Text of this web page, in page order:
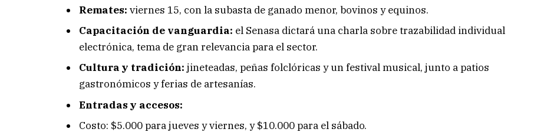
Remates: viernes 15, con la subasta de ganado menor, bovinos y equinos.
Capacitación de vanguardia: el Senasa dictará una charla sobre trazabilidad individual
electrónica, tema de gran relevancia para el sector.
Cultura y tradición: jineteadas, peñas folclóricas y un festival musical, junto a patios
gastronómicos y ferias de artesanías.
Entradas y accesos:
Costo: $5.000 para jueves y viernes, y $10.000 para el sábado.